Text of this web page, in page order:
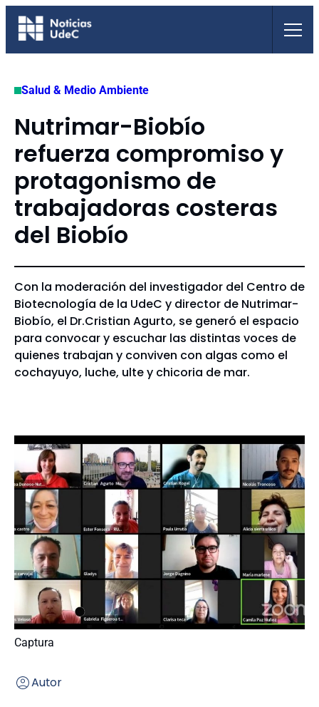
Saltar
Salud & Medio Ambiente
Nutrimar-Biobío
refuerza compromiso y
protagonismo de
trabajadoras costeras
del Biobío
Con la moderación del investigador del Centro de
Biotecnología de la UdeC y director de Nutrimar-
Biobío, el Dr.Cristian Agurto, se generó el espacio
para convocar y escuchar las distintas voces de
quienes trabajan y conviven con algas como el
cochayuyo, luche, ulte y chicoria de mar.
Captura
Autor